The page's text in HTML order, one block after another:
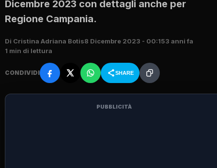
Dicembre 2023 con dettagli anche per
Regione Campania.
Di Cristina Adriana Botis8 Dicembre 2023 - 00:153 anni fa
1 min di lettura
CONDIVIDI SHARE
PUBBLICITÀ